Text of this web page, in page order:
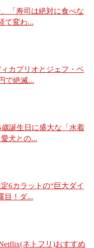
「寿司は絶対に食べな
て変わ...
カプリオとジェフ・ベ
で絶滅...
誕生日に盛大な「水着
犬との...
6カラットの“巨大ダイ
目！ダ...
ネトフリ)おすすめ